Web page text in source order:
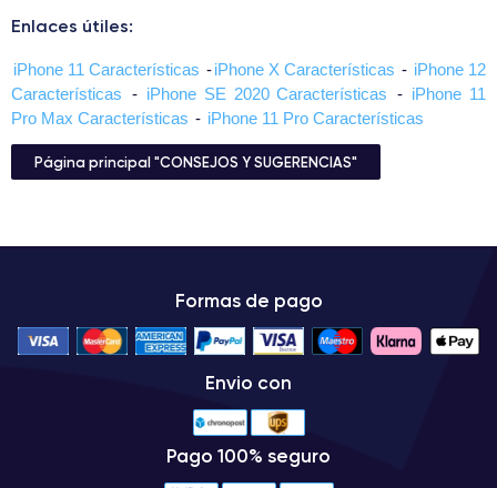
Enlaces útiles:
iPhone 11 Características -iPhone X Características - iPhone 12
Características - iPhone SE 2020 Características - iPhone 11
Pro Max Características - iPhone 11 Pro Características
Página principal "CONSEJOS Y SUGERENCIAS"
Formas de pago
Envio con
Pago 100% seguro